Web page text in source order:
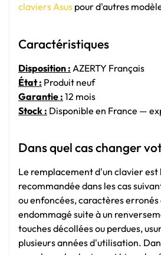
claviers Asus pour d'autres
Caractéristiques
Disposition : AZERTY Français
État : Produit neuf
Garantie : 12 mois
Stock : Disponible en France —
Dans quel cas changer
Le remplacement d'un clavier est
recommandée dans les cas
ou enfoncées, caractères
endommagé suite à un
touches décollées ou perdues,
plusieurs années d'utilisation.